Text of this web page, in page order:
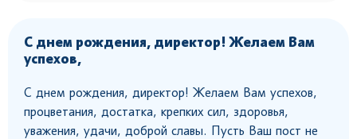
С днем рождения, директор! Желаем Вам
успехов,
С днем рождения, директор! Желаем Вам успехов,
процветания, достатка, крепких сил, здоровья,
уважения, удачи, доброй славы. Пусть Ваш пост не